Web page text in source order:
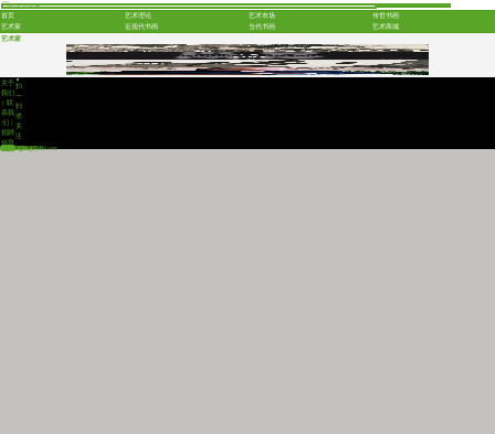
首页 艺术理论 艺术市场
传世书画
艺术家
近现代书画 当代书画
艺术商城
艺术家
关于
我们
|
联
系我
们 |
招聘
信息
主编信箱： shwbjb@zgzyw.com 联系电话：18701276487
版权所有：Copyright 2004-2021 中國書畫網 CHINA PAINTING AND CALLIGRAPHY NET
扫
一
扫
求
关
注